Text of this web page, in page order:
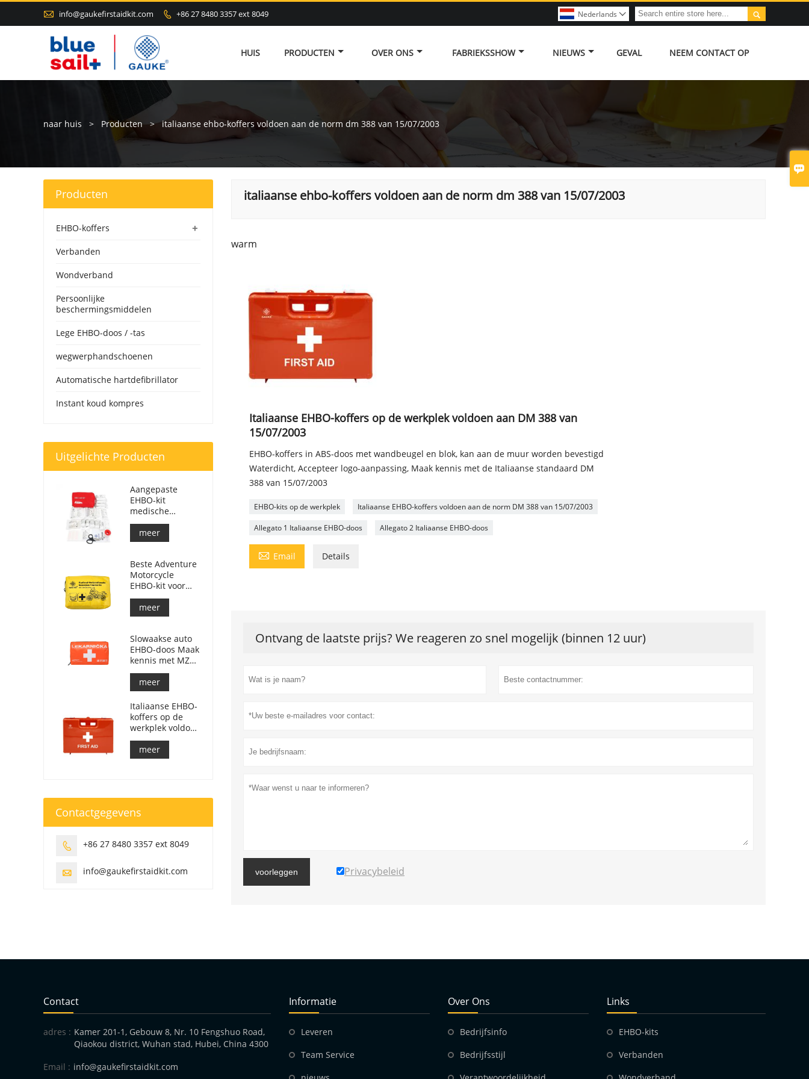

 info@gaukefirstaidkit.com  +86 27 8480 3357 ext 8049 
Nederlands 
HUIS PRODUCTEN OVER ONS FABRIEKSSHOW NIEUWS GEVAL NEEM CONTACT OP
naar huis > Producten > italiaanse ehbo-koffers voldoen aan de norm dm 388 van 15/07/2003
italiaanse ehbo-koffers voldoen aan de norm dm 388 van 15/07/2003
warm
Italiaanse EHBO-koffers op de werkplek voldoen aan DM 388 van
15/07/2003
EHBO-koffers in ABS-doos met wandbeugel en blok, kan aan de muur worden bevestigd
Waterdicht, Accepteer logo-aanpassing, Maak kennis met de Italiaanse standaard DM
388 van 15/07/2003
EHBO-kits op de werkplek Italiaanse EHBO-koffers voldoen aan de norm DM 388 van 15/07/2003
Allegato 1 Italiaanse EHBO-doos Allegato 2 Italiaanse EHBO-doos
 Email Details
Ontvang de laatste prijs? We reageren zo snel mogelijk (binnen 12 uur)
voorleggen Privacybeleid
Producten
+
EHBO-koffers
Verbanden
Wondverband
Persoonlijke
beschermingsmiddelen
Lege EHBO-doos / -tas
wegwerphandschoenen
Automatische hartdefibrillator
Instant koud kompres
Uitgelichte Producten
Aangepaste
EHBO-kit
medische
respondertas
voor auto
meer
Beste Adventure
Motorcycle
EHBO-kit voor
motorrijders
meer
Slowaakse auto
EHBO-doos Maak
kennis met MZ
SR č.143/2009
meer
Italiaanse EHBO-
koffers op de
werkplek voldoen
aan DM 388 van
15/07/2003
meer
Contactgegevens
 +86 27 8480 3357 ext 8049
 info@gaukefirstaidkit.com
Contact
adres : Kamer 201-1, Gebouw 8, Nr. 10 Fengshuo Road,
Qiaokou district, Wuhan stad, Hubei, China 4300
Email : info@gaukefirstaidkit.com
Informatie
Leveren
Team Service
Over Ons
Bedrijfsinfo
Bedrijfsstijl
Links
EHBO-kits
Verbanden